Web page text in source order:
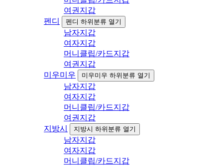
여권지갑
펜디
펜디 하위분류 열기
남자지갑
여자지갑
머니클립/카드지갑
여권지갑
미우미우
미우미우 하위분류 열기
남자지갑
여자지갑
머니클립/카드지갑
여권지갑
지방시
지방시 하위분류 열기
남자지갑
여자지갑
머니클립/카드지갑